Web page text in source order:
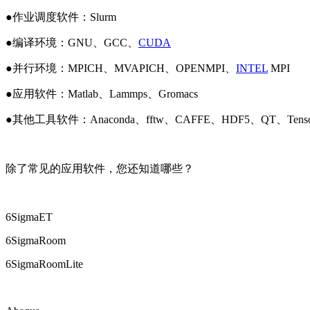
●作业调度软件：Slurm
●编译环境：GNU、GCC、 CUDA
●并行环境：MPICH、MVAPICH、OPENMPI、 INTEL MPI
●应用软件：Matlab、Lammps、Gromacs
●其他工具软件：Anaconda、fftw、CAFFE、HDF5、QT、
除了常见的应用软件，您还知道哪些？
6SigmaET
6SigmaRoom
6SigmaRoomLite